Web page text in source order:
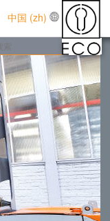
中国 (zh)